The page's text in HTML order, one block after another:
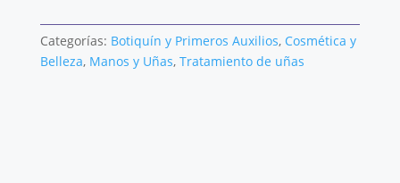
cantidad
Categorías: Botiquín y Primeros Auxilios, Cosmética y
Belleza, Manos y Uñas, Tratamiento de uñas